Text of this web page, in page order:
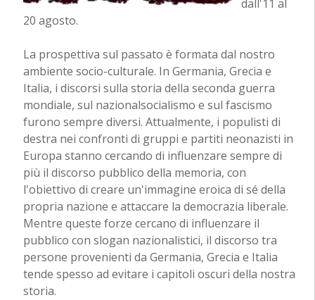
dall'11 al
20 agosto.
La prospettiva sul passato è formata dal nostro
ambiente socio-culturale. In Germania, Grecia e
Italia, i discorsi sulla storia della seconda guerra
mondiale, sul nazionalsocialismo e sul fascismo
furono sempre diversi. Attualmente, i populisti di
destra nei confronti di gruppi e partiti neonazisti in
Europa stanno cercando di influenzare sempre di
più il discorso pubblico della memoria, con
l'obiettivo di creare un'immagine eroica di sé della
propria nazione e attaccare la democrazia liberale.
Mentre queste forze cercano di influenzare il
pubblico con slogan nazionalistici, il discorso tra
persone provenienti da Germania, Grecia e Italia
tende spesso ad evitare i capitoli oscuri della nostra
storia.